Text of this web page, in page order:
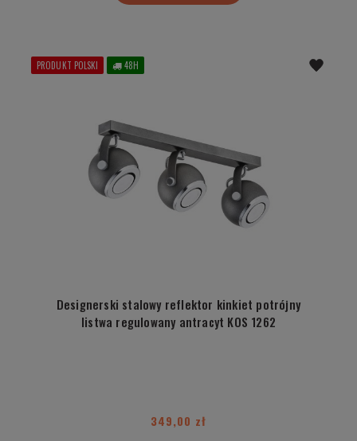
Designerski stalowy reflektor kinkiet potrójny
listwa regulowany antracyt KOS 1262
349,00 zł
PRODUKT POLSKI 48H